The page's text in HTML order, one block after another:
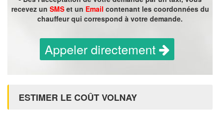
recevez un SMSet un Email contenant les coordonnées du
chauffeur qui correspond à votre demande.
Appeler directement
ESTIMER LE COÛT VOLNAY